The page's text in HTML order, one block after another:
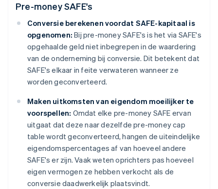
Pre-money SAFE's
Conversie berekenen voordat SAFE-kapitaal is
opgenomen: Bij pre-money SAFE's is het via SAFE's
opgehaalde geld niet inbegrepen in de waardering
van de onderneming bij conversie. Dit betekent dat
SAFE's elkaar in feite verwateren wanneer ze
worden geconverteerd.
Maken uitkomsten van eigendom moeilijker te
voorspellen: Omdat elke pre-money SAFE ervan
uitgaat dat deze naar dezelfde pre-money cap
table wordt geconverteerd, hangen de uiteindelijke
eigendomspercentages af van hoeveel andere
SAFE's er zijn. Vaak weten oprichters pas hoeveel
eigen vermogen ze hebben verkocht als de
conversie daadwerkelijk plaatsvindt.